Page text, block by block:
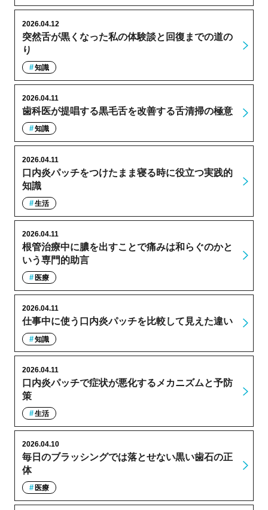
突然舌が黒くなった私の体験談と回復までの道の
り
2026.04.12
知識
歯科医が提唱する黒毛舌を改善する舌清掃の極意
2026.04.11
知識
口内炎パッチをつけたまま寝る時に役立つ実践的
知識
2026.04.11
生活
根管治療中に膿を出すことで痛みは和らぐのかと
いう専門的助言
2026.04.11
医療
仕事中に使う口内炎パッチを比較して見えた違い
2026.04.11
知識
口内炎パッチで症状が悪化するメカニズムと予防
策
2026.04.11
生活
毎日のブラッシングでは落とせない黒い歯石の正
体
2026.04.10
医療